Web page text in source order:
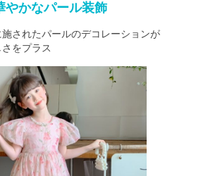
やかなパール装飾
されたパールのデコレーションが
さをプラス